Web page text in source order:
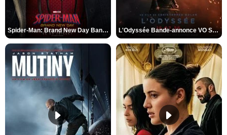
Spider-Man: Brand New Day Bande-annonce VO STFR L'Odyssée Bande-annonce VO STFR